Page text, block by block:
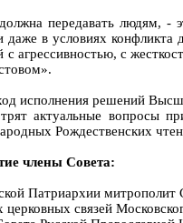
передавать людям, -
в условиях
с агрессивностью, с
исполнения решений
актуальные вопросы
Рождественских
члены Совета:
Патриархии
церковных связей